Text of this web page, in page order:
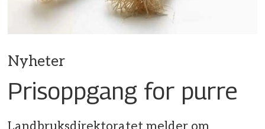
Nyheter
Prisoppgang for purre
Landbruksdirektoratet melder om